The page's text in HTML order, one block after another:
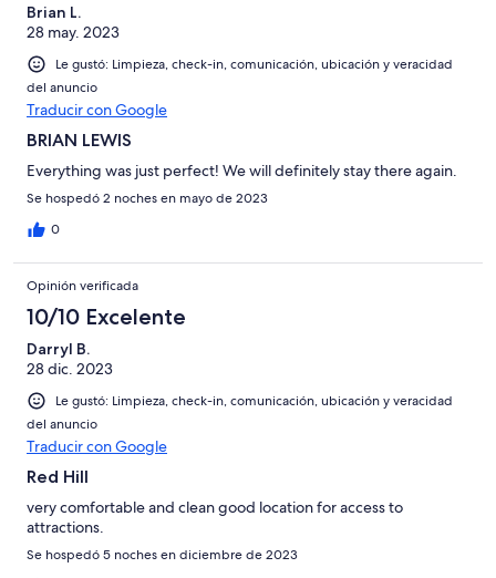
Brian L.
28 may. 2023
Le gustó: Limpieza, check-in, comunicación, ubicación y veracidad
del anuncio
Traducir con Google
BRIAN LEWIS
Everything was just perfect! We will definitely stay there again.
Se hospedó 2 noches en mayo de 2023
0
Opinión verificada
10/10 Excelente
Darryl B.
28 dic. 2023
Le gustó: Limpieza, check-in, comunicación, ubicación y veracidad
del anuncio
Traducir con Google
Red Hill
very comfortable and clean good location for access to
attractions.
Se hospedó 5 noches en diciembre de 2023